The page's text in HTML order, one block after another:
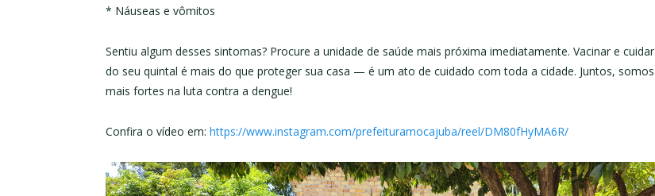
* Náuseas e vômitos
Sentiu algum desses sintomas? Procure a unidade de saúde mais próxima imediatamente. Vacinar e cuidar
do seu quintal é mais do que proteger sua casa — é um ato de cuidado com toda a cidade. Juntos, somos
mais fortes na luta contra a dengue!
Confira o vídeo em: https://www.instagram.com/prefeituramocajuba/reel/DM80fHyMA6R/